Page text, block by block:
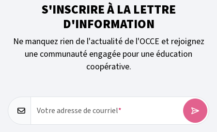
S'INSCRIRE À LA LETTRE
D'INFORMATION
Ne manquez rien de l'actualité de l'OCCE et rejoignez
une communauté engagée pour une éducation
coopérative.
Votre adresse de courriel